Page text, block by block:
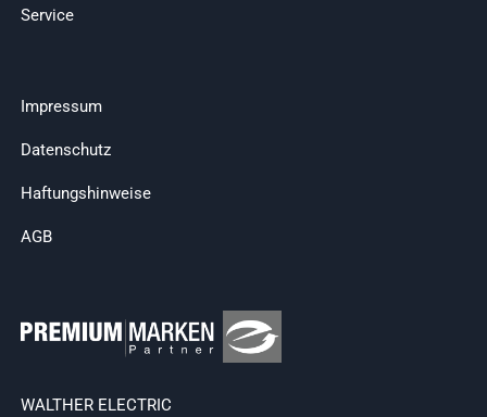
Service
Impressum
Datenschutz
Haftungshinweise
AGB
WALTHER ELECTRIC